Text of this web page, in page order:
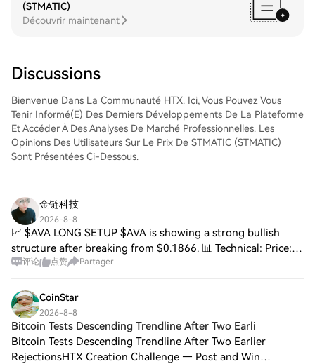
Incorporated (QCOM)Tradez facilement
QUALCOMM Incorporated (QCOM) sur le
la paire de trading, d'exécuter vos trades
et de les suivre en temps réel. Nous offrons
une expérience conviviale aux débutants
comme aux traders chevronnés.
(STMATIC)
Découvrir maintenant
Discussions
Bienvenue Dans La Communauté HTX. Ici, Vous Pouvez Vous
Tenir Informé(e) Des Derniers Développements De La Plateforme
Et Accéder À Des Analyses De Marché Professionnelles. Les
Opinions Des Utilisateurs Sur Le Prix De STMATIC (STMATIC)
Sont Présentées Ci-Dessous.
金链科技
2026-8-8
📈 $AVA LONG SETUP $AVA is showing a strong bullish
structure after breaking from $0.1866. 📊 Technical: Price:
~$0.2095 EMA 7 > EMA 25 > EMA 99 → bullish MACD
评论 点赞 Partager
CoinStar
2026-8-8
Bitcoin Tests Descending Trendline After Two Earli
Bitcoin Tests Descending Trendline After Two Earlier
RejectionsHTX Creation Challenge — Post and Win